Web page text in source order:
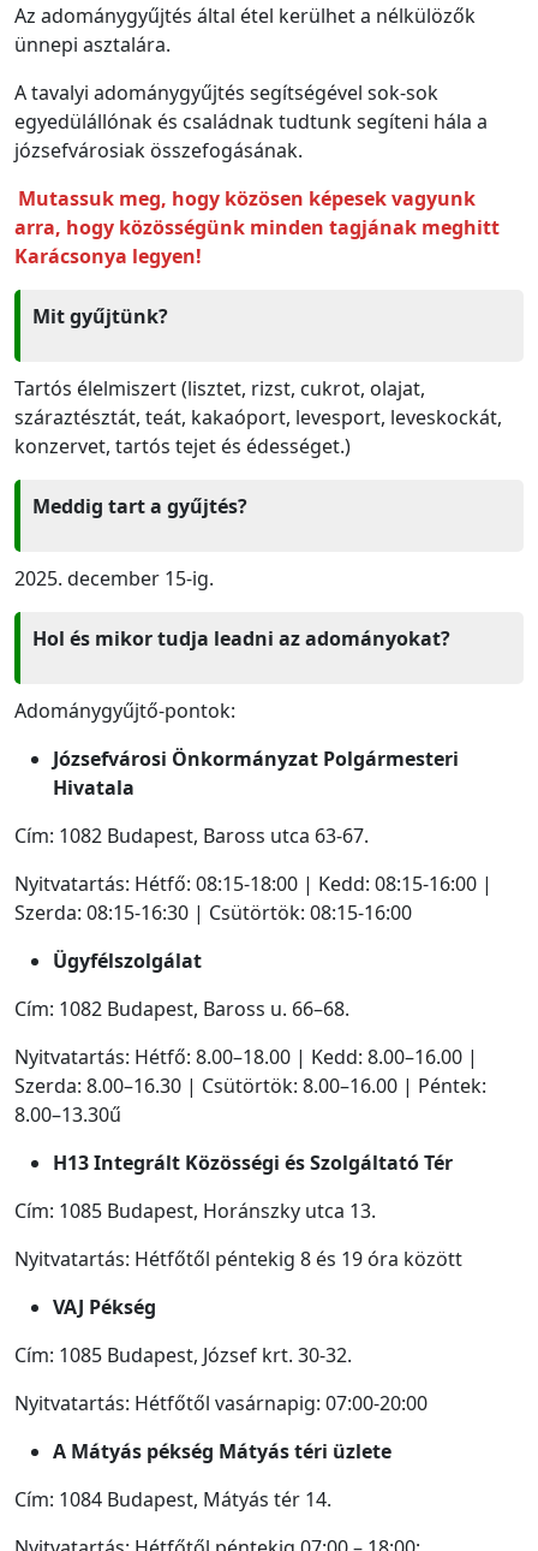
Az adománygyűjtés által étel kerülhet a nélkülözők
ünnepi asztalára.
A tavalyi adománygyűjtés segítségével sok-sok
egyedülállónak és családnak tudtunk segíteni hála a
józsefvárosiak összefogásának.
Mutassuk meg, hogy közösen képesek vagyunk
arra, hogy közösségünk minden tagjának meghitt
Karácsonya legyen!
Mit gyűjtünk?
Tartós élelmiszert (lisztet, rizst, cukrot, olajat,
száraztésztát, teát, kakaóport, levesport, leveskockát,
konzervet, tartós tejet és édességet.)
Meddig tart a gyűjtés?
2025. december 15-ig.
Hol és mikor tudja leadni az adományokat?
Adománygyűjtő-pontok:
Józsefvárosi Önkormányzat Polgármesteri
Hivatala
Cím: 1082 Budapest, Baross utca 63-67.
Nyitvatartás: Hétfő: 08:15-18:00 | Kedd: 08:15-16:00 |
Szerda: 08:15-16:30 | Csütörtök: 08:15-16:00
Ügyfélszolgálat
Cím: 1082 Budapest, Baross u. 66–68.
Nyitvatartás: Hétfő: 8.00–18.00 | Kedd: 8.00–16.00 |
Szerda: 8.00–16.30 | Csütörtök: 8.00–16.00 | Péntek:
8.00–13.30ű
H13 Integrált Közösségi és Szolgáltató Tér
Cím: 1085 Budapest, Horánszky utca 13.
Nyitvatartás: Hétfőtől péntekig 8 és 19 óra között
VAJ Pékség
Cím: 1085 Budapest, József krt. 30-32.
Nyitvatartás: Hétfőtől vasárnapig: 07:00-20:00
A Mátyás pékség Mátyás téri üzlete
Cím: 1084 Budapest, Mátyás tér 14.